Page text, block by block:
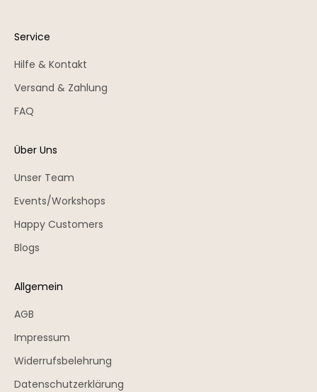
Service
Hilfe & Kontakt
Versand & Zahlung
FAQ
Über Uns
Unser Team
Events/Workshops
Happy Customers
Blogs
Allgemein
AGB
Impressum
Widerrufsbelehrung
Datenschutzerklärung